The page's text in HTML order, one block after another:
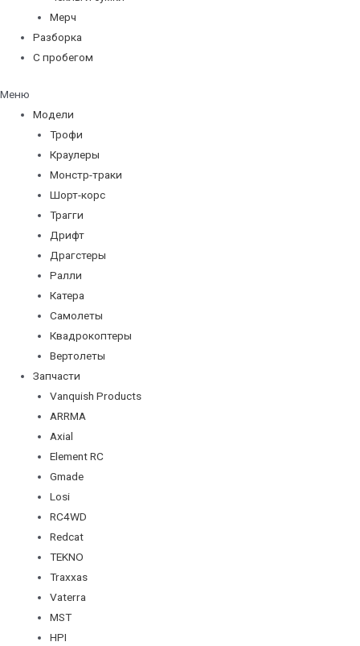
Мерч
Разборка
С пробегом
Меню
Модели
Трофи
Краулеры
Монстр-траки
Шорт-корс
Трагги
Дрифт
Драгстеры
Ралли
Катера
Самолеты
Квадрокоптеры
Вертолеты
Запчасти
Vanquish Products
ARRMA
Axial
Element RC
Gmade
Losi
RC4WD
Redcat
TEKNO
Traxxas
Vaterra
MST
HPI